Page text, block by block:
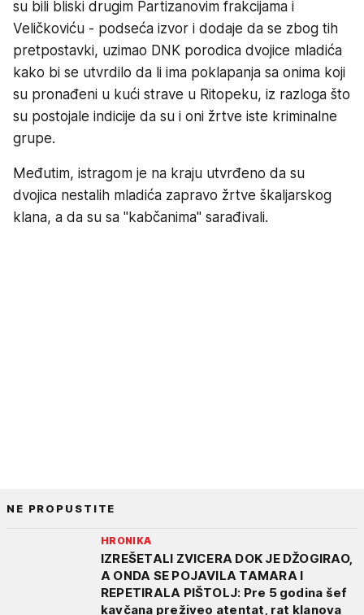
su bili bliski drugim Partizanovim frakcijama i
Veličkoviću - podseća izvor i dodaje da se zbog tih
pretpostavki, uzimao DNK porodica dvojice mladića
kako bi se utvrdilo da li ima poklapanja sa onima koji
su pronađeni u kući strave u Ritopeku, iz razloga što
su postojale indicije da su i oni žrtve iste kriminalne
grupe.
Međutim, istragom je na kraju utvrđeno da su
dvojica nestalih mladića zapravo žrtve škaljarskog
klana, a da su sa "kabčanima" sarađivali.
NE PROPUSTITE
HRONIKA
IZREŠETALI ZVICERA DOK JE DŽOGIRAO,
A ONDA SE POJAVILA TAMARA I
REPETIRALA PIŠTOLJ: Pre 5 godina šef
kavčana preživeo atentat, rat klanova